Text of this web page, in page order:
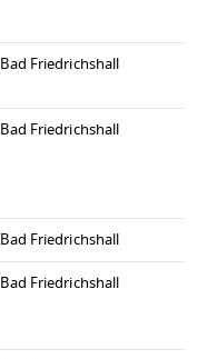
Bad Friedrichshall
Bad Friedrichshall
Bad Friedrichshall
Bad Friedrichshall